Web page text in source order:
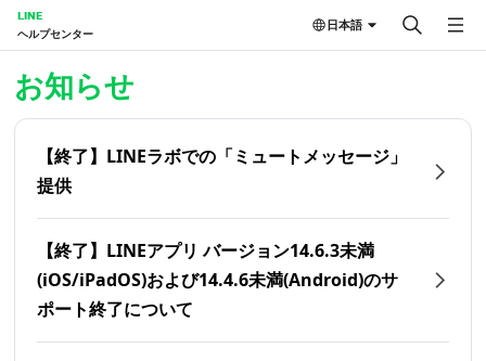
LINE
ヘルプセンター
日本語
お知らせ
【終了】LINEラボでの「ミュートメッセージ」
提供
【終了】LINEアプリ バージョン14.6.3未満
(iOS/iPadOS)および14.4.6未満(Android)のサ
ポート終了について